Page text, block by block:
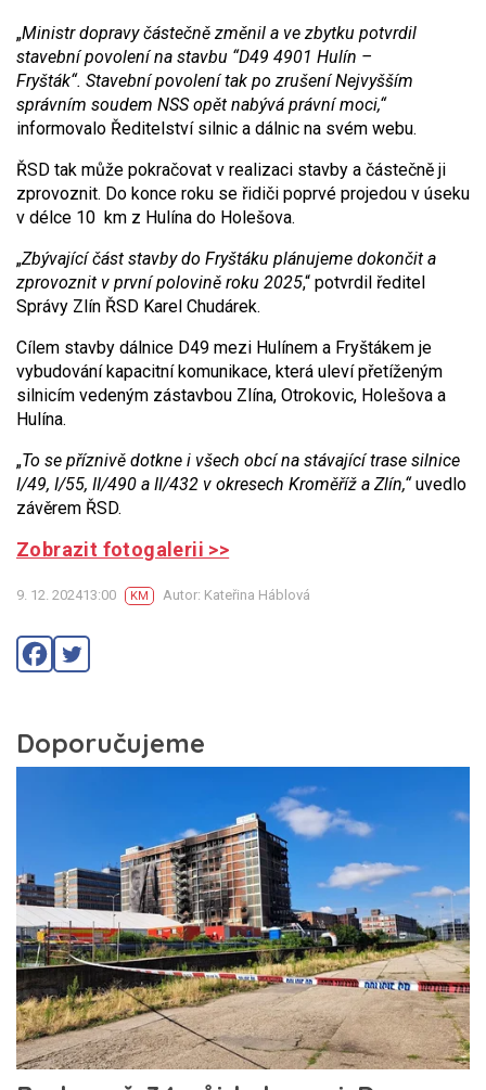
„Ministr dopravy částečně změnil a ve zbytku potvrdil
stavební povolení na stavbu “D49 4901 Hulín –
Fryšták“. Stavební povolení tak po zrušení Nejvyšším
správním soudem NSS opět nabývá právní moci,“
informovalo Ředitelství silnic a dálnic na svém webu.
ŘSD tak může pokračovat v realizaci stavby a částečně ji
zprovoznit. Do konce roku se řidiči poprvé projedou v úseku
v délce 10 km z Hulína do Holešova.
„Zbývající část stavby do Fryštáku plánujeme dokončit a
zprovoznit v první polovině roku 2025,“ potvrdil ředitel
Správy Zlín ŘSD Karel Chudárek.
Cílem stavby dálnice D49 mezi Hulínem a Fryštákem je
vybudování kapacitní komunikace, která uleví přetíženým
silnicím vedeným zástavbou Zlína, Otrokovic, Holešova a
Hulína.
„To se příznivě dotkne i všech obcí na stávající trase silnice
I/49, I/55, II/490 a II/432 v okresech Kroměříž a Zlín,“uvedlo
závěrem ŘSD.
Zobrazit fotogalerii >>
9. 12. 202413:00 KM Autor: Kateřina Háblová